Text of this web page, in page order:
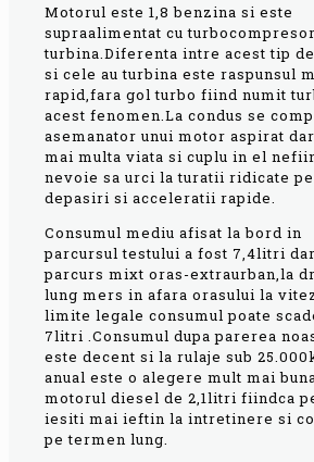
Motorul este 1,8 benzina si este
supraalimentat cu
turbina.Diferenta intre acest tip
si cele au turbina este raspunsul
rapid,fara gol turbo fiind numit
acest fenomen.La condus se
asemanator unui motor aspirat
mai multa viata si cuplu in el
nevoie sa urci la turatii ridicate
depasiri si acceleratii rapide.
Consumul mediu afisat la bord in
parcursul testului a fost 7,4litri
parcurs mixt oras-extraurban,la
lung mers in afara orasului la
limite legale consumul poate
7litri .Consumul dupa parerea
este decent si la rulaje sub
anual este o alegere mult mai
motorul diesel de 2,1litri fiindca
iesiti mai ieftin la intretinere si
pe termen lung.